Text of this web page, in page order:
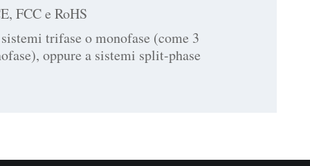
FCC e RoHS
trifase o monofase (come 3
oppure a sistemi split-phase